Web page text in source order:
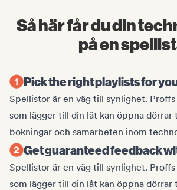
Så här får du din
på en
Pick the right playlists for
Spellistor är en väg till synlighet.
som lägger till din låt kan öppna dörrar
bokningar och samarbeten inom
Get guaranteed feedback
Spellistor är en väg till synlighet.
som lägger till din låt kan öppna dörrar